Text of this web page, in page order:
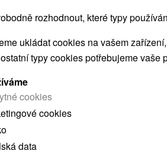
POKRAČOVAT
rozhodnout, které typy
ukládat cookies na vašem
typy cookies potřebujeme vaše
cookies
cookies
data